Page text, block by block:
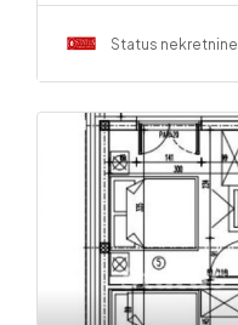
Status nekretnine